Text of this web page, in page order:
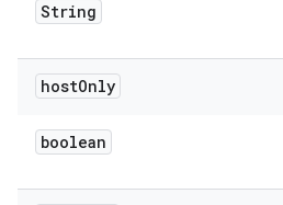
String
hostOnly
boolean